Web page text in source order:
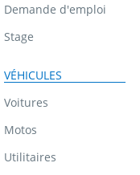
Demande d'emploi
Stage
VÉHICULES
Voitures
Motos
Utilitaires